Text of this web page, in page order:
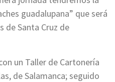
guadalupana” que será
de Santa Cruz de
un Taller de Cartonería
de Salamanca; seguido